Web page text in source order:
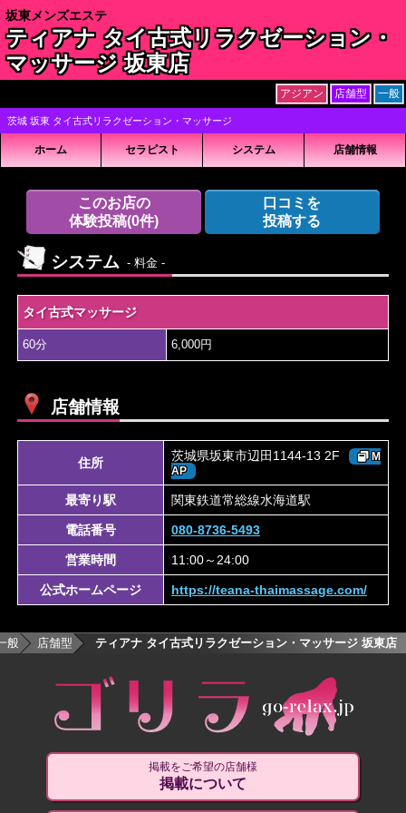
坂東メンズエステ
ティアナ タイ古式リラクゼーション・
マッサージ 坂東店
アジアン 店舗型 一般
茨城 坂東 タイ古式リラクゼーション・マッサージ
ホーム セラピスト システム 店舗情報
このお店の
体験投稿(0件)
口コミを
投稿する
システム - 料金 -
タイ古式マッサージ
60分 6,000円
店舗情報
住所 茨城県坂東市辺田1144-13 2F
M
AP
最寄り駅 関東鉄道常総線水海道駅
電話番号 080-8736-5493
営業時間 11:00～24:00
公式ホームページ https://teana-thaimassage.com/
ティアナ タイ古式リラクゼーション・マッサージ 坂東店
店舗型
般
掲載をご希望の店舗様
掲載について